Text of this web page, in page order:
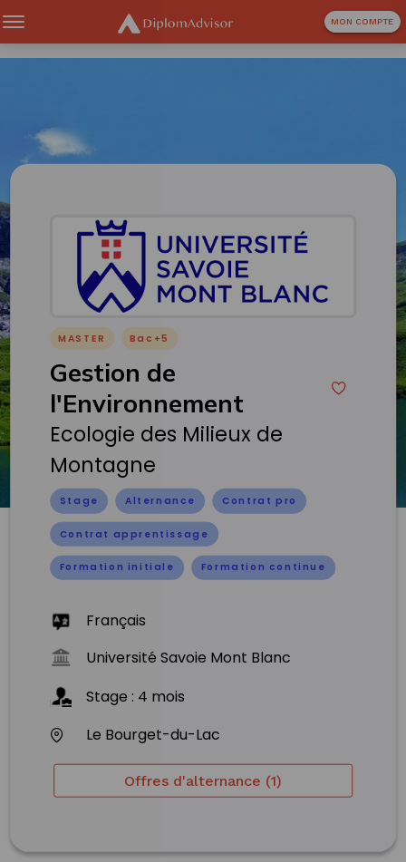
MON COMPTE
MASTER Bac+5
Gestion de
l'Environnement
Ecologie des Milieux de
Montagne
Stage Alternance Contrat pro
Contrat apprentissage
Formation initiale Formation continue
Français
Université Savoie Mont Blanc
Stage : 4 mois
Le Bourget-du-Lac
Offres d'alternance (1)